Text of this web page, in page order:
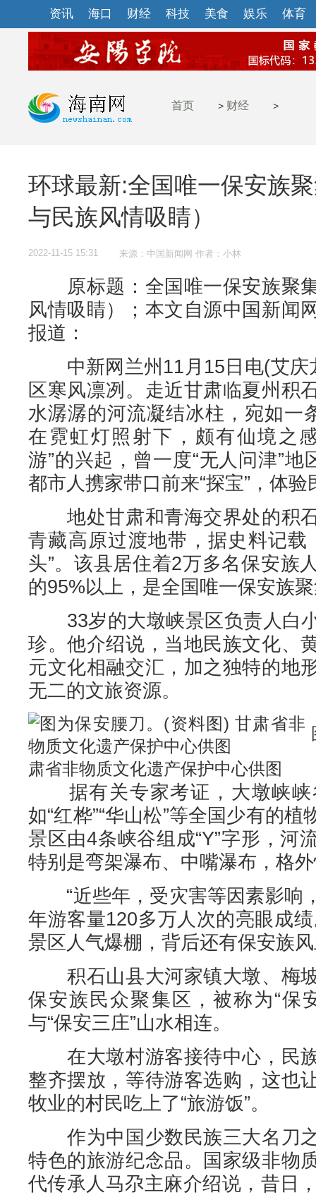
资讯 海口 财经 科技 美食 娱乐 体育
首页 > 财经 >
环球最新:全国唯一保安族
与民族风情吸睛）
2022-11-15 15:31 来源：中国新闻网 作者：小林
原标题：全国唯一保安族聚
风情吸睛）；本文自源中国新闻
报道：
中新网兰州11月15日电(艾庆
区寒风凛冽。走近甘肃临夏州积
水潺潺的河流凝结冰柱，宛如一
在霓虹灯照射下，颇有仙境之
游”的兴起，曾一度“无人问津”地
都市人携家带口前来“探宝”，体验
地处甘肃和青海交界处的积
青藏高原过渡地带，据史料记载
头”。该县居住着2万多名保安族
的95%以上，是全国唯一保安族
33岁的大墩峡景区负责人白
珍。他介绍说，当地民族文化、
元文化相融交汇，加之独特的地
无二的文旅资源。
肃省非物质文化遗产保护中心供图
据有关专家考证，大墩峡峡
如“红桦”“华山松”等全国少有的
景区由4条峡谷组成“Y”字形，河
特别是弯架瀑布、中嘴瀑布，格
“近些年，受灾害等因素影响
年游客量120多万人次的亮眼成
景区人气爆棚，背后还有保安族
积石山县大河家镇大墩、梅
保安族民众聚集区，被称为“保
与“保安三庄”山水相连。
在大墩村游客接待中心，民
整齐摆放，等待游客选购，这也
牧业的村民吃上了“旅游饭”。
作为中国少数民族三大名刀
特色的旅游纪念品。国家级非物
代传承人马尕主麻介绍说，昔日